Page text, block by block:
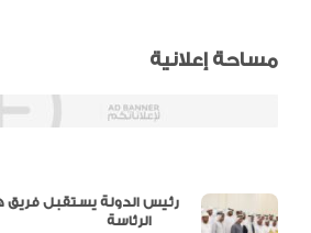
مساحة إعلانية
رئيس الدولة يستقبل